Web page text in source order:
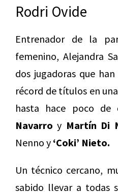
Rodri Ovide
Entrenador de la
femenino, Alejandra
dos jugadoras que
récord de títulos en
hasta hace poco de
Navarro y Martín Di
Nenno y ‘Coki’ Nieto.
Un técnico cercano,
sabido llevar a todas